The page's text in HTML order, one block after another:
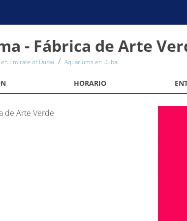
- Fábrica de Arte
Emirate of Dubai Aquariums en Dubai
HORARIO